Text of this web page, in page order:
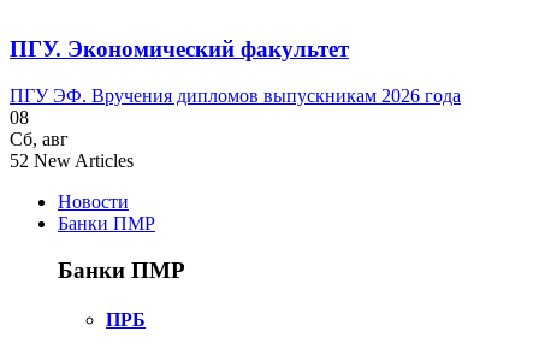
ПГУ. Экономический факультет
ПГУ ЭФ. Вручения дипломов выпускникам 2026 года
08
Сб, авг
52 New Articles
Новости
Банки ПМР
Банки ПМР
ПРБ